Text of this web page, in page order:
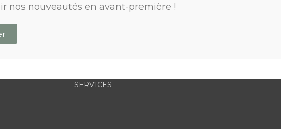
nos nouveautés en avant-première !
SERVICES